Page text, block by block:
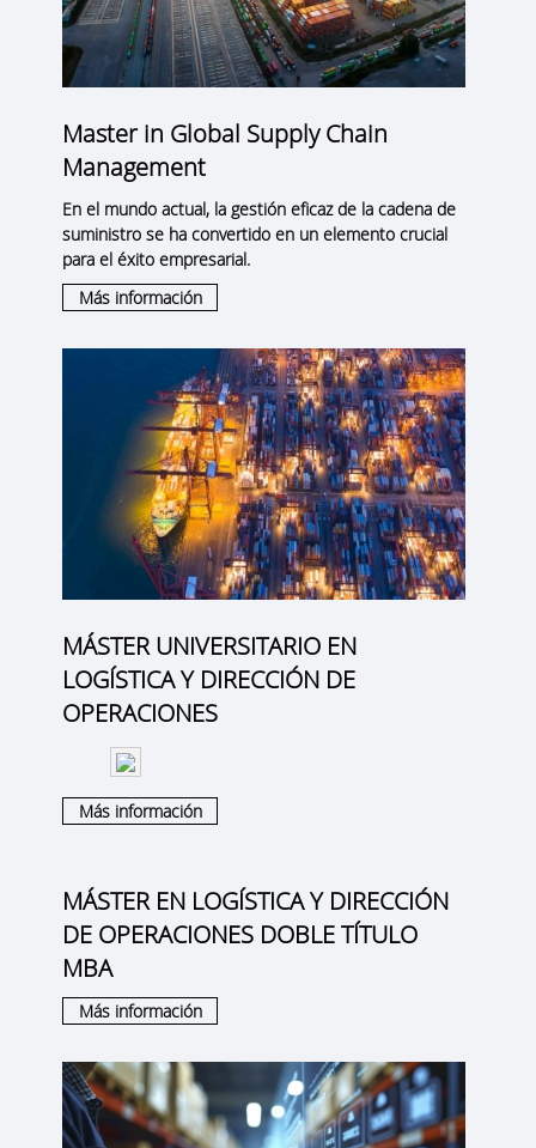
Master in Global Supply Chain
Management
En el mundo actual, la gestión eficaz de la cadena de
suministro se ha convertido en un elemento crucial
para el éxito empresarial.
Más información
MÁSTER UNIVERSITARIO EN
LOGÍSTICA Y DIRECCIÓN DE
OPERACIONES
Más información
MÁSTER EN LOGÍSTICA Y DIRECCIÓN
DE OPERACIONES DOBLE TÍTULO
MBA
Más información